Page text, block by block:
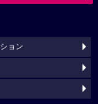
ョン